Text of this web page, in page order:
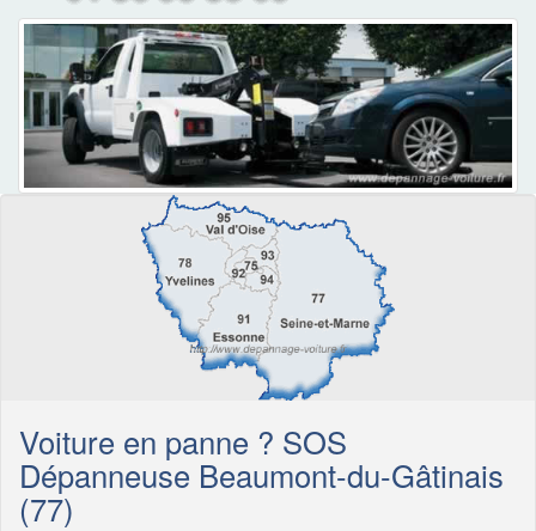
Voiture en panne ? SOS
Dépanneuse Beaumont-du-Gâtinais
(77)